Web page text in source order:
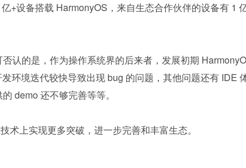
+设备搭载 HarmonyOS，来自生态合作伙伴的设备有 1
认的是，作为操作系统界的后来者，发展初期 HarmonyO
环境迭代较快导致出现 bug 的问题，其他问题还有 IDE
demo 还不够完善等等。
术上实现更多突破，进一步完善和丰富生态。